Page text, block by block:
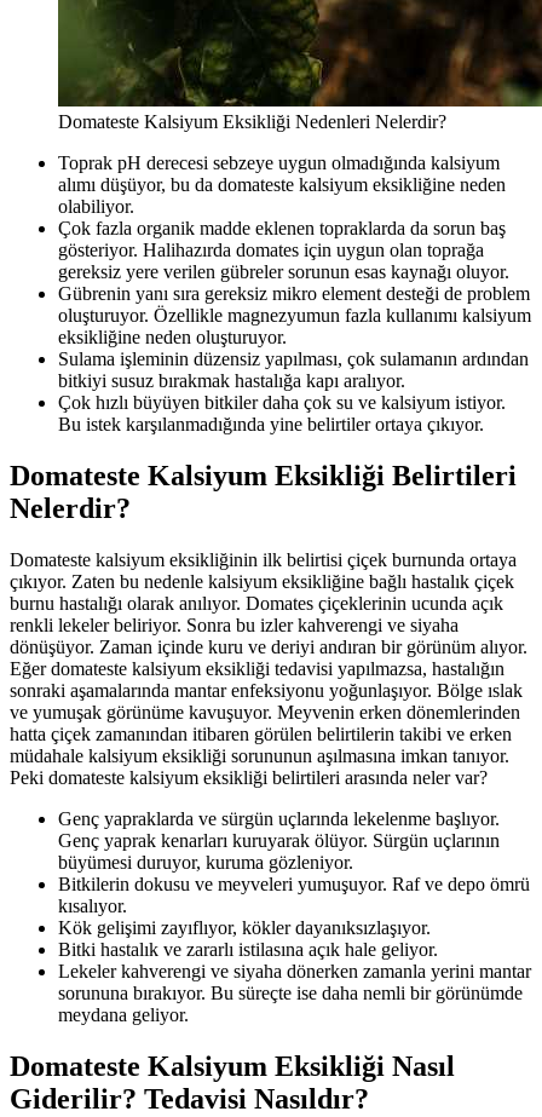
Domateste Kalsiyum Eksikliği Nedenleri Nelerdir?
Toprak pH derecesi sebzeye uygun olmadığında kalsiyum
alımı düşüyor, bu da domateste kalsiyum eksikliğine neden
olabiliyor.
Çok fazla organik madde eklenen topraklarda da sorun baş
gösteriyor. Halihazırda domates için uygun olan toprağa
gereksiz yere verilen gübreler sorunun esas kaynağı oluyor.
Gübrenin yanı sıra gereksiz mikro element desteği de problem
oluşturuyor. Özellikle magnezyumun fazla kullanımı kalsiyum
eksikliğine neden oluşturuyor.
Sulama işleminin düzensiz yapılması, çok sulamanın ardından
bitkiyi susuz bırakmak hastalığa kapı aralıyor.
Çok hızlı büyüyen bitkiler daha çok su ve kalsiyum istiyor.
Bu istek karşılanmadığında yine belirtiler ortaya çıkıyor.
Domateste Kalsiyum Eksikliği Belirtileri
Nelerdir?
Domateste kalsiyum eksikliğinin ilk belirtisi çiçek burnunda ortaya
çıkıyor. Zaten bu nedenle kalsiyum eksikliğine bağlı hastalık çiçek
burnu hastalığı olarak anılıyor. Domates çiçeklerinin ucunda açık
renkli lekeler beliriyor. Sonra bu izler kahverengi ve siyaha
dönüşüyor. Zaman içinde kuru ve deriyi andıran bir görünüm alıyor.
Eğer domateste kalsiyum eksikliği tedavisi yapılmazsa, hastalığın
sonraki aşamalarında mantar enfeksiyonu yoğunlaşıyor. Bölge ıslak
ve yumuşak görünüme kavuşuyor. Meyvenin erken dönemlerinden
hatta çiçek zamanından itibaren görülen belirtilerin takibi ve erken
müdahale kalsiyum eksikliği sorununun aşılmasına imkan tanıyor.
Peki domateste kalsiyum eksikliği belirtileri arasında neler var?
Genç yapraklarda ve sürgün uçlarında lekelenme başlıyor.
Genç yaprak kenarları kuruyarak ölüyor. Sürgün uçlarının
büyümesi duruyor, kuruma gözleniyor.
Bitkilerin dokusu ve meyveleri yumuşuyor. Raf ve depo ömrü
kısalıyor.
Kök gelişimi zayıflıyor, kökler dayanıksızlaşıyor.
Bitki hastalık ve zararlı istilasına açık hale geliyor.
Lekeler kahverengi ve siyaha dönerken zamanla yerini mantar
sorununa bırakıyor. Bu süreçte ise daha nemli bir görünümde
meydana geliyor.
Domateste Kalsiyum Eksikliği Nasıl
Giderilir? Tedavisi Nasıldır?